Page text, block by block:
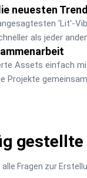
neuesten
'Lit'-
als jeder
Assets einfach
Projekte
gestellte
Fragen zur